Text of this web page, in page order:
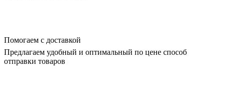
Помогаем с доставкой
Предлагаем удобный и оптимальный по цене способ
отправки товаров